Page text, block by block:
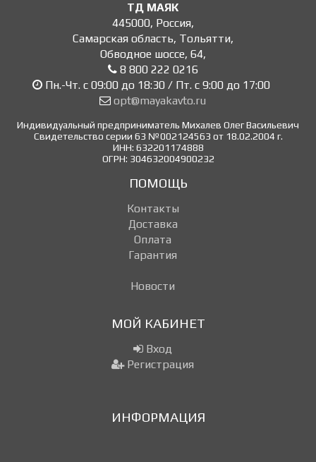
ТД МАЯК
445000, Россия,
Самарская область, Тольятти,
Обводное шоссе, 64,
8 800 222 0216
Пн.-Чт. с 09:00 до 18:30 / Пт. с 9:00 до 17:00
opt@mayakavto.ru
Индивидуальный предприниматель Михалев Олег Васильевич
Свидетельство серии 63 №002124563 от 18.02.2004 г.
ИНН: 632201174888
ОГРН: 304632004900232
ПОМОЩЬ
Контакты
Доставка
Оплата
Гарантия
Новости
МОЙ КАБИНЕТ
Вход
Регистрация
ИНФОРМАЦИЯ